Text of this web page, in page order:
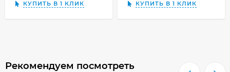
КУПИТЬ В 1 КЛИК КУПИТЬ В 1 КЛИК
Рекомендуем посмотреть